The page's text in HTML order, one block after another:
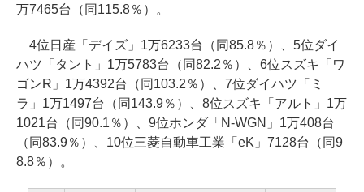
万7465台（同115.8％）。
4位日産「デイズ」1万6233台（同85.8％）、5位ダイ
ハツ「タント」1万5783台（同82.2％）、6位スズキ「ワ
ゴンR」1万4392台（同103.2％）、7位ダイハツ「ミ
ラ」1万1497台（同143.9％）、8位スズキ「アルト」1万
1021台（同90.1％）、9位ホンダ「N-WGN」1万408台
（同83.9％）、10位三菱自動車工業「eK」7128台（同9
8.8％）。